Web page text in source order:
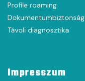
Profile roaming
Dokumentumbiztonság
Távoli diagnosztika
Impresszum